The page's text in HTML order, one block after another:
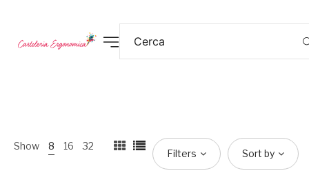
Show 8 16 32
Filters Sort by